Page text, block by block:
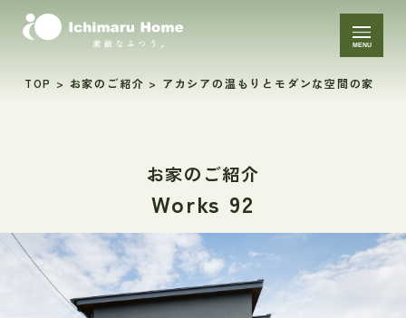
MENU
TOP > お家のご紹介 > アカシアの温もりとモダンな空間の家
お家のご紹介
Works 92